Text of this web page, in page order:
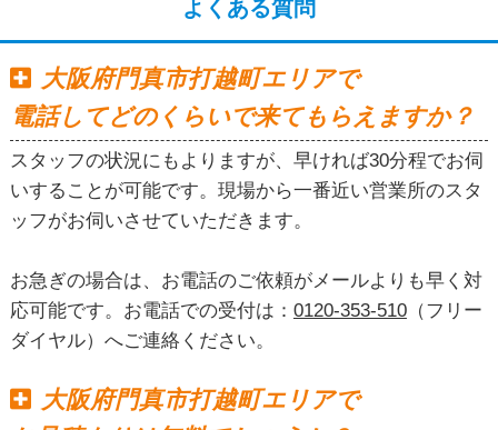
よくある質問
大阪府門真市打越町エリアで
電話してどのくらいで来てもらえますか？
スタッフの状況にもよりますが、早ければ30分程でお伺
いすることが可能です。現場から一番近い営業所のスタ
ッフがお伺いさせていただきます。
お急ぎの場合は、お電話のご依頼がメールよりも早く対
応可能です。お電話での受付は： 0120-353-510（フリー
ダイヤル）へご連絡ください。
大阪府門真市打越町エリアで